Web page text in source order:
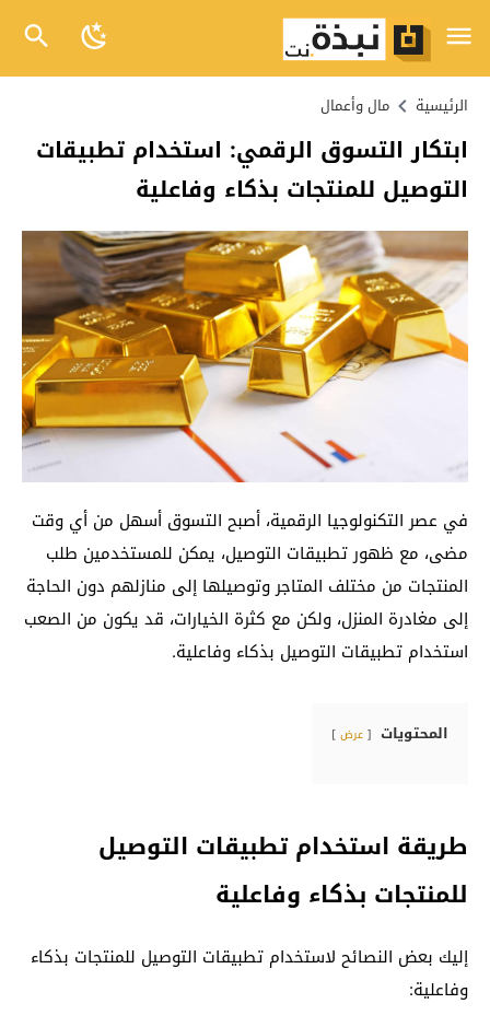
الرئيسية مال وأعمال
ابتكار التسوق الرقمي: استخدام تطبيقات
التوصيل للمنتجات بذكاء وفاعلية
في عصر التكنولوجيا الرقمية، أصبح التسوق أسهل من أي وقت
مضى، مع ظهور تطبيقات التوصيل، يمكن للمستخدمين طلب
المنتجات من مختلف المتاجر وتوصيلها إلى منازلهم دون الحاجة
إلى مغادرة المنزل، ولكن مع كثرة الخيارات، قد يكون من الصعب
استخدام تطبيقات التوصيل بذكاء وفاعلية.
المحتويات عرض
طريقة استخدام تطبيقات التوصيل
للمنتجات بذكاء وفاعلية
إليك بعض النصائح لاستخدام تطبيقات التوصيل للمنتجات بذكاء
وفاعلية: